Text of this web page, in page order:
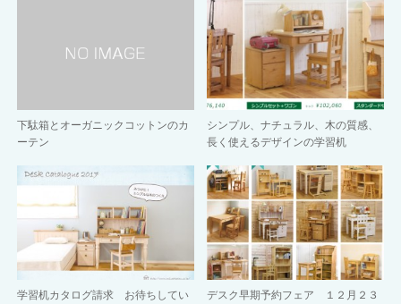
下駄箱とオーガニックコットンのカ
ーテン
シンプル、ナチュラル、木の質感、
長く使えるデザインの学習机
学習机カタログ請求 お待ちしてい
デスク早期予約フェア １２月２３